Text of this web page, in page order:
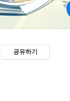
공유하기